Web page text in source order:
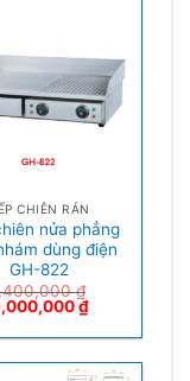
CHIÊN RÁN
nửa phẳng
dùng điện
GH-822
₫
₫